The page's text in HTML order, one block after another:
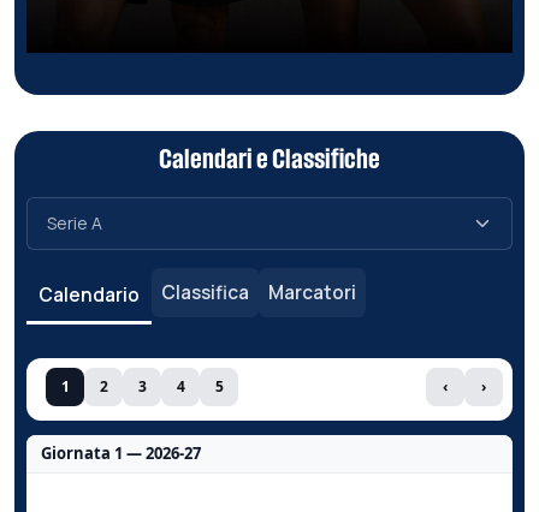
Calendari e Classifiche
Calendario Classifica Marcatori
1 2 3 4 5 ‹ ›
Giornata 1 — 2026-27